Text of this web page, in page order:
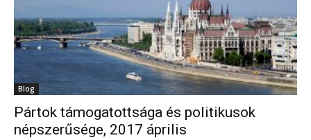
Blog
Pártok támogatottsága és politikusok
népszerűsége, 2017 április